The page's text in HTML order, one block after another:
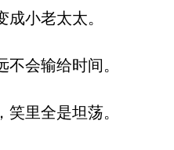
小老太太。
会输给时间。
里全是坦荡。